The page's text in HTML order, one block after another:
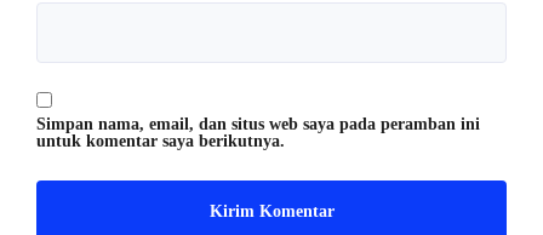
Simpan nama, email, dan situs web saya pada peramban ini
untuk komentar saya berikutnya.